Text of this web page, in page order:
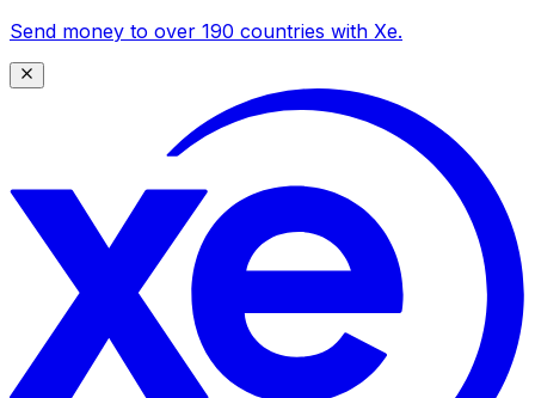
Send money to over 190 countries with Xe.